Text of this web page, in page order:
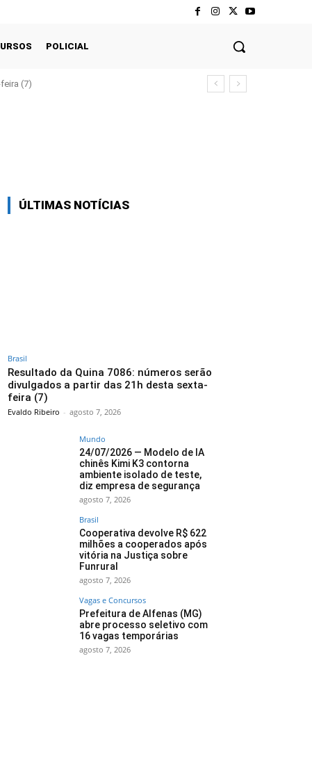
POLICIAL
(7)
ÚLTIMAS NOTÍCIAS
Brasil
Resultado da Quina 7086: números serão
divulgados a partir das 21h desta sexta-
feira (7)
Evaldo Ribeiro - agosto 7, 2026
Mundo
24/07/2026 — Modelo de IA
chinês Kimi K3 contorna
ambiente isolado de teste,
diz empresa de segurança
agosto 7, 2026
Brasil
Cooperativa devolve R$ 622
milhões a cooperados após
vitória na Justiça sobre
Funrural
agosto 7, 2026
Vagas e Concursos
Prefeitura de Alfenas (MG)
abre processo seletivo com
16 vagas temporárias
agosto 7, 2026